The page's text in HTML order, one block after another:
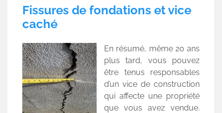
Fissures de fondations et vice
caché
En résumé, même 20 ans
plus tard, vous pouvez
être tenus responsables
d’un vice de construction
qui affecte une propriété
que vous avez vendue.